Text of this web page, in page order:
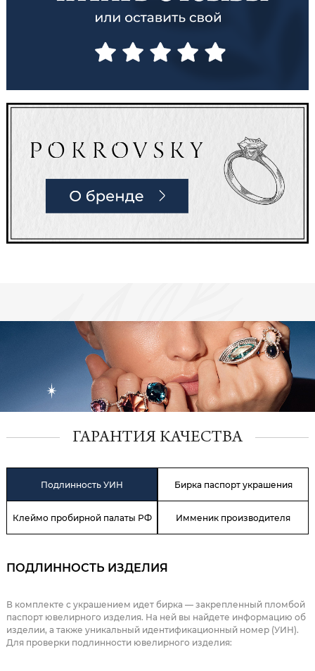
ГАРАНТИЯ КАЧЕСТВА
Подлинность УИН Бирка паспорт украшения
Клеймо пробирной палаты РФ Имменик производителя
ПОДЛИННОСТЬ ИЗДЕЛИЯ
В комплекте с украшением идет бирка — закрепленный пломбой
паспорт ювелирного изделия. На ней вы найдете информацию об
изделии, а также уникальный идентификационный номер (УИН).
Для проверки подлинности ювелирного изделия: